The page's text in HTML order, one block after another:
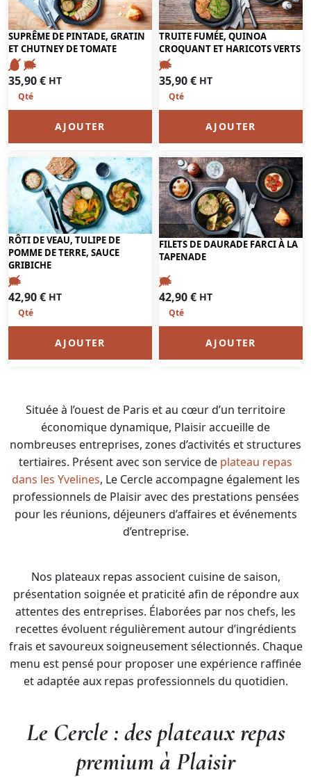
SUPRÊME DE PINTADE, GRATIN
ET CHUTNEY DE TOMATE
35,90€ HT
AJOUTER
TRUITE FUMÉE, QUINOA
CROQUANT ET HARICOTS VERTS
35,90€ HT
AJOUTER
RÔTI DE VEAU, TULIPE DE
POMME DE TERRE, SAUCE
GRIBICHE
42,90€ HT
AJOUTER
FILETS DE DAURADE FARCI À LA
TAPENADE
42,90€ HT
AJOUTER
Située à l’ouest de Paris et au cœur d’un territoire
économique dynamique, Plaisir accueille de
nombreuses entreprises, zones d’activités et structures
tertiaires. Présent avec son service de plateau repas
dans les Yvelines, Le Cercle accompagne également les
professionnels de Plaisir avec des prestations pensées
pour les réunions, déjeuners d’affaires et événements
d’entreprise.
Nos plateaux repas associent cuisine de saison,
présentation soignée et praticité afin de répondre aux
attentes des entreprises. Élaborées par nos chefs, les
recettes évoluent régulièrement autour d’ingrédients
frais et savoureux soigneusement sélectionnés. Chaque
menu est pensé pour proposer une expérience raffinée
et adaptée aux repas professionnels du quotidien.
Le Cercle : des plateaux repas
premium à Plaisir